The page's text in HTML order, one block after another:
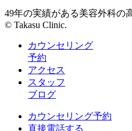
49年の実績がある美容外科の
© Takasu Clinic.
カウンセリング
予約
アクセス
スタッフ
ブログ
カウンセリング予約
直接電話する